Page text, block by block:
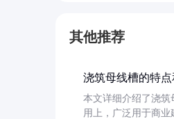
其他推荐
浇筑母线槽的特
本文详细介绍了浇筑
用上，广泛用于商